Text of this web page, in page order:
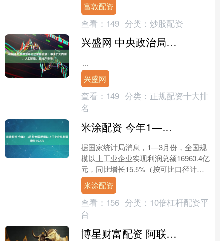
国路透社采访时....
富敦配资
查看： 149 分类： 炒股配资
兴盛网 中央政治局会议重磅定调！事关扩大内需、人工智能、房地产市场
....
兴盛网
查看： 149 分类： 正规配资十大排
名
米涂配资 今年1—3月份全国规模以上工业企业利润增长15.5%
据国家统计局消息，1—3月份，全国规
模以上工业企业实现利润总额16960.4亿
元，同比增长15.5%（按可比口径计
算）。 1—3月份，规模以上工业企业
中，国有控....
米涂配资
查看： 156 分类： 10倍杠杆配资平
台
博星财富配资 阿联酋退欧佩克! 石油美元崩塌, 人民币打响突围战